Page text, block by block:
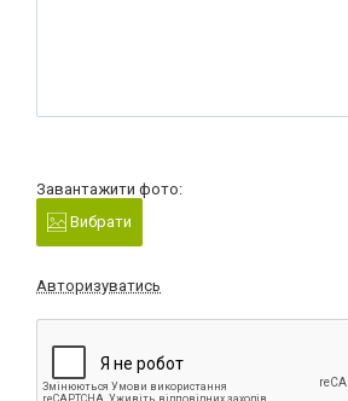
Завантажити фото:
Вибрати
Авторизуватись